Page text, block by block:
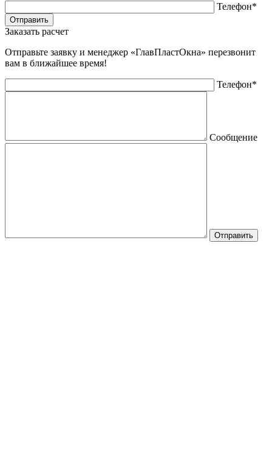
Телефон*
Заказать расчет
Отправьте заявку и менеджер «ГлавПластОкна» перезвонит
вам в ближайшее время!
Телефон*
Сообщение